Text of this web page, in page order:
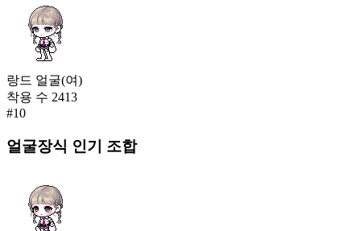
랑드 얼굴(여)
착용 수 2413
#10
얼굴장식 인기 조합